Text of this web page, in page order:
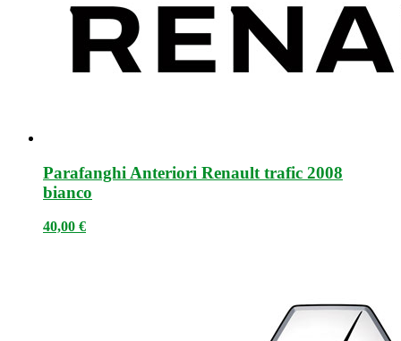
Parafanghi Anteriori Renault trafic 2008
bianco
40,00 €